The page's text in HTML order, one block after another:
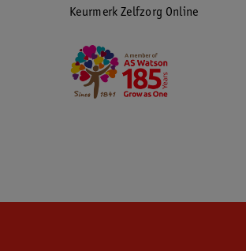
Keurmerk Zelfzorg Online